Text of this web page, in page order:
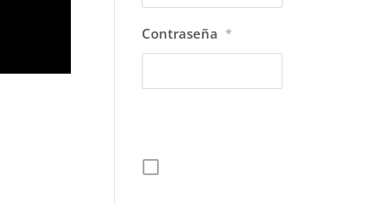
Contraseña *